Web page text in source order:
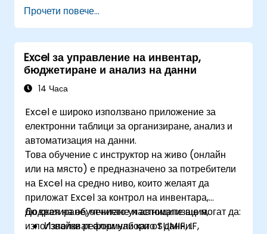
Прочети повече...
Excel за управление на инвентар,
бюджетиране и анализ на данни
14 Часа
Excel е широко използвано приложение за
електронни таблици за организиране, анализ и
автоматизация на данни.
Това обучение с инструктор на живо (онлайн
или на място) е предназначено за потребители
на Excel на средно ниво, които желаят да
приложат Excel за контрол на инвентара,
бюджетиране, отчитане и автоматизация,
използвайки реални набори от данни.
До края на обучението участниците ще могат да:
Използват формули като SUMIF, IF,